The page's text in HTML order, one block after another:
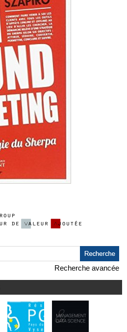
Recherche avancée